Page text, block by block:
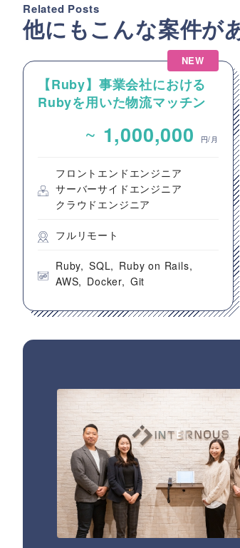
Related Posts
他にもこんな案件が
NEW
【Ruby】事業会社における
Rubyを用いた物流マッチン
エンドエンジニア募集
~ 1,000,000 円/月
フロントエンドエンジニア
サーバーサイドエンジニア
クラウドエンジニア
フルリモート
Ruby SQL
Ruby on Rails
AWS
Docker Git